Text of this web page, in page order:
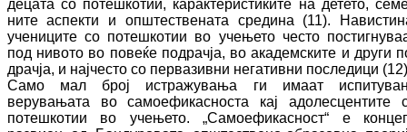
децата со по­тешкотии, карактеристиките на детето,
ните аспекти и општествената средина (11).
учениците со потешкотии во учењето често
под нивото во повеќе подрачја, во академските и други
драчја, и најчесто со первазивни не­га­тив­ни последици
Само мал број истражувања ги имаат
верувањата во самоефикасноста кај адо­лесцентите
потешкотии во учењето. „Са­мо­ефикасност“ е